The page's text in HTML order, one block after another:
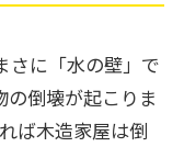
さに「水の壁」で
倒壊が起こりま
ば木造家屋は倒